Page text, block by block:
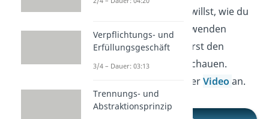
du jetzt genauer wissen willst, wie du
diese beiden Begriffe anwenden
kannst, musst du dir zuerst den
Tatbestandgenauer anschauen.
Schau dir dazu doch unserVideoan.
Verpflichtungs- und
Erfüllungsgeschäft
3/4 – Dauer: 03:13
Trennungs- und
Abstraktionsprinzip